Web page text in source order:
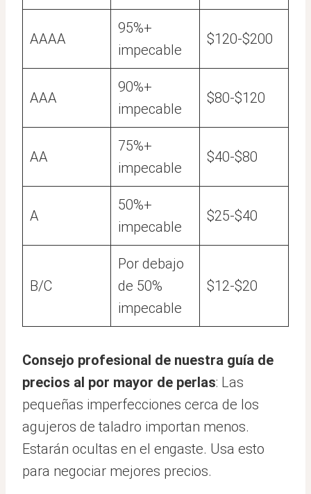
AAAA
95%+
impecable
$120-$200
AAA
90%+
impecable
$80-$120
AA
75%+
impecable
$40-$80
A
50%+
impecable
$25-$40
B/C
Por debajo
de 50%
impecable
$12-$20
Consejo profesional de nuestra guía de
precios al por mayor de perlas: Las
pequeñas imperfecciones cerca de los
agujeros de taladro importan menos.
Estarán ocultas en el engaste. Usa esto
para negociar mejores precios.